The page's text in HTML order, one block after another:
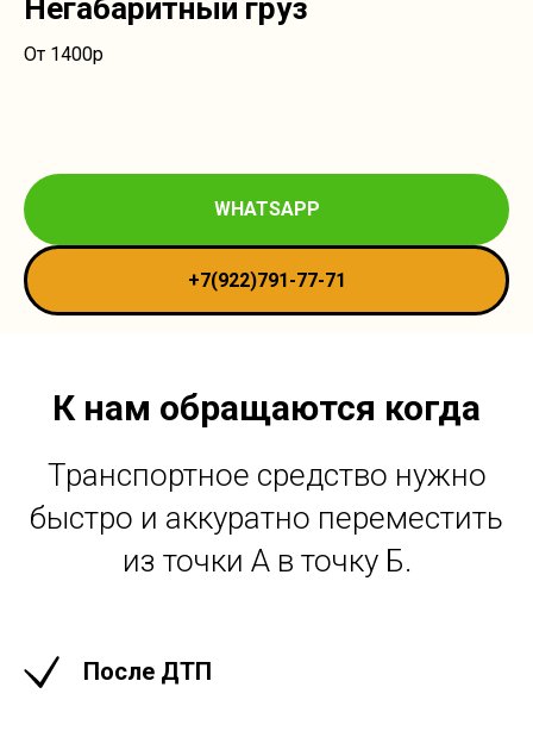
Негабаритный груз
От 1400р
WHATSAPP
+7(922)791-77-71
К нам обращаются когда
Транспортное средство нужно
быстро и аккуратно переместить
из точки А в точку Б.
После ДТП